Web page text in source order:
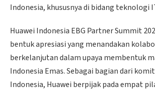
Indonesia, khususnya di bidang teknologi
Huawei Indonesia EBG Partner Summit
bentuk apresiasi yang menandakan
berkelanjutan dalam upaya membentuk
Indonesia Emas. Sebagai bagian dari
Indonesia, Huawei berpijak pada empat